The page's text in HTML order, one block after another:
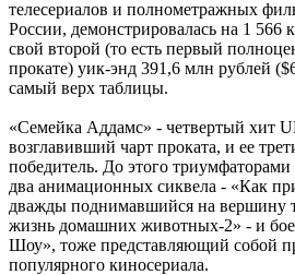
телесериалов и полнометражных
России, демонстрировалась на 1 566
свой второй (то есть первый
прокате) уик-энд 391,6 млн рублей
самый верх таблицы.
«Семейка Аддамс» - четвертый хит
возглавивший чарт проката, и ее
победитель. До этого
два анимационных сиквела - «Как
дважды поднимавшийся на вершину
жизнь домашних животных-2» - и
Шоу», тоже представляющий собой
популярного киносериала.